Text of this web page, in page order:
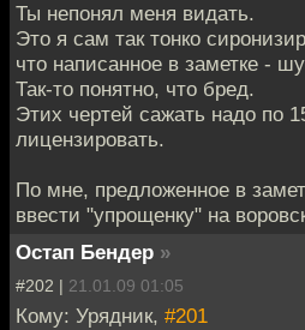
Ты непонял меня видать.
Это я сам так тонко
что написанное в заметке -
Так-то понятно, что бред.
Этих чертей сажать надо по
лицензировать.
По мне, предложенное в
ввести "упрощенку" на
Остап Бендер »
#202 | 21.01.09 01:05
Кому: Урядник, #201